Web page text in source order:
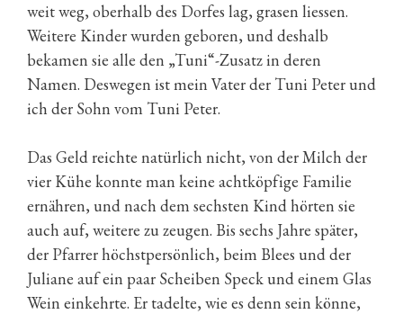
weit weg, oberhalb des Dorfes lag, grasen liessen.
Weitere Kinder wurden geboren, und deshalb
bekamen sie alle den „Tuni“-Zusatz in deren
Namen. Deswegen ist mein Vater der Tuni Peter und
ich der Sohn vom Tuni Peter.
Das Geld reichte natürlich nicht, von der Milch der
vier Kühe konnte man keine achtköpfige Familie
ernähren, und nach dem sechsten Kind hörten sie
auch auf, weitere zu zeugen. Bis sechs Jahre später,
der Pfarrer höchstpersönlich, beim Blees und der
Juliane auf ein paar Scheiben Speck und einem Glas
Wein einkehrte. Er tadelte, wie es denn sein könne,